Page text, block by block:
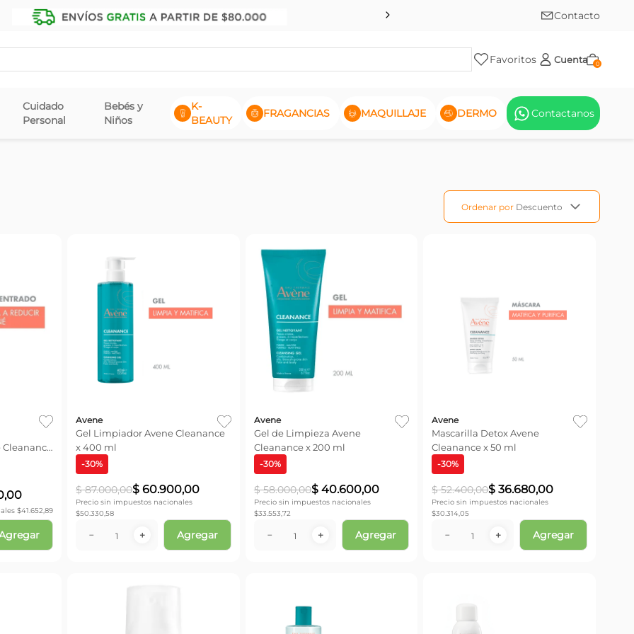
Contacto
Favoritos Cuenta 0
Cuidado
Personal
Bebés y
Niños
K-
BEAUTY
FRAGANCIAS MAQUILLAJE DERMO Contactanos
Ordenar por Descuento
Cleanance
,00
$41.652,89
Avene
Gel Limpiador Avene Cleanance
x 400 ml
-30%
$ 87.000,00$ 60.900,00
Precio sin impuestos nacionales
$50.330,58
＋
－ Agregar
Avene
Gel de Limpieza Avene
Cleanance x 200 ml
-30%
$ 58.000,00$ 40.600,00
Precio sin impuestos nacionales
$33.553,72
＋
－ Agregar
Avene
Mascarilla Detox Avene
Cleanance x 50 ml
-30%
$ 52.400,00$ 36.680,00
Precio sin impuestos nacionales
$30.314,05
＋
－ Agregar